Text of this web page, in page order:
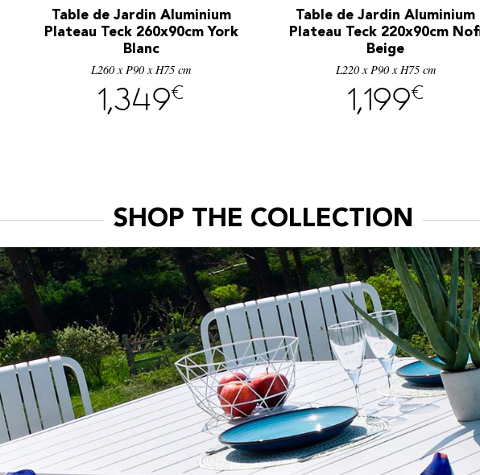
Table de Jardin Aluminium
Plateau Teck 260x90cm York
Blanc
L260 x P90 x H75 cm
1,349€
Table de Jardin Aluminium
Plateau Teck 220x90cm
Beige
L220 x P90 x H75 cm
1,199€
SHOP THE COLLECTION